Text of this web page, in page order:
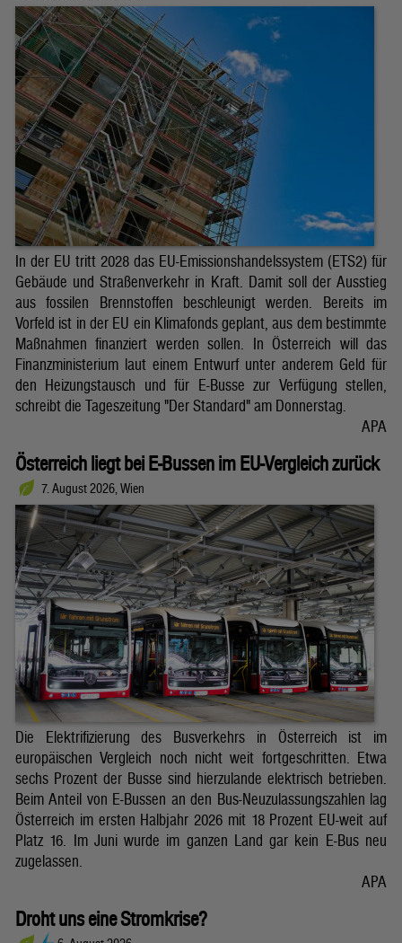
In der EU tritt 2028 das EU-Emissionshandelssystem (ETS2) für
Gebäude und Straßenverkehr in Kraft. Damit soll der Ausstieg
aus fossilen Brennstoffen beschleunigt werden. Bereits im
Vorfeld ist in der EU ein Klimafonds geplant, aus dem bestimmte
Maßnahmen finanziert werden sollen. In Österreich will das
Finanzministerium laut einem Entwurf unter anderem Geld für
den Heizungstausch und für E-Busse zur Verfügung stellen,
schreibt die Tageszeitung "Der Standard" am Donnerstag.
APA
Österreich liegt bei E-Bussen im EU-Vergleich zurück
7. August 2026, Wien
Die Elektrifizierung des Busverkehrs in Österreich ist im
europäischen Vergleich noch nicht weit fortgeschritten. Etwa
sechs Prozent der Busse sind hierzulande elektrisch betrieben.
Beim Anteil von E-Bussen an den Bus-Neuzulassungszahlen lag
Österreich im ersten Halbjahr 2026 mit 18 Prozent EU-weit auf
Platz 16. Im Juni wurde im ganzen Land gar kein E-Bus neu
zugelassen.
APA
Droht uns eine Stromkrise?